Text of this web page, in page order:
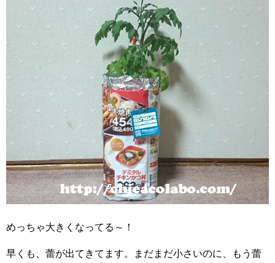
めっちゃ大きくなってる～！
早くも、蕾が出てきてます。まだまだ小さいのに、もう蕾